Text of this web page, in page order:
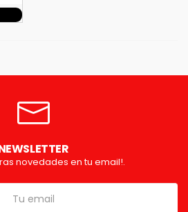
novedades en tu email!.